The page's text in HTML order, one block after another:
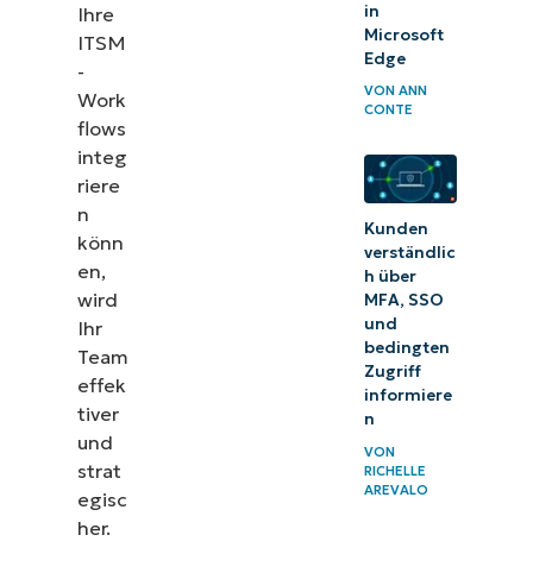
Ihre
ITSM
-
Work
flows
integ
riere
n
könn
en,
wird
Ihr
Team
effek
tiver
und
strat
egisc
her.
in
Microsoft
Edge
VONANN
CONTE
Kunden
verständlic
h über
MFA, SSO
und
bedingten
Zugriff
informiere
n
VON
RICHELLE
AREVALO